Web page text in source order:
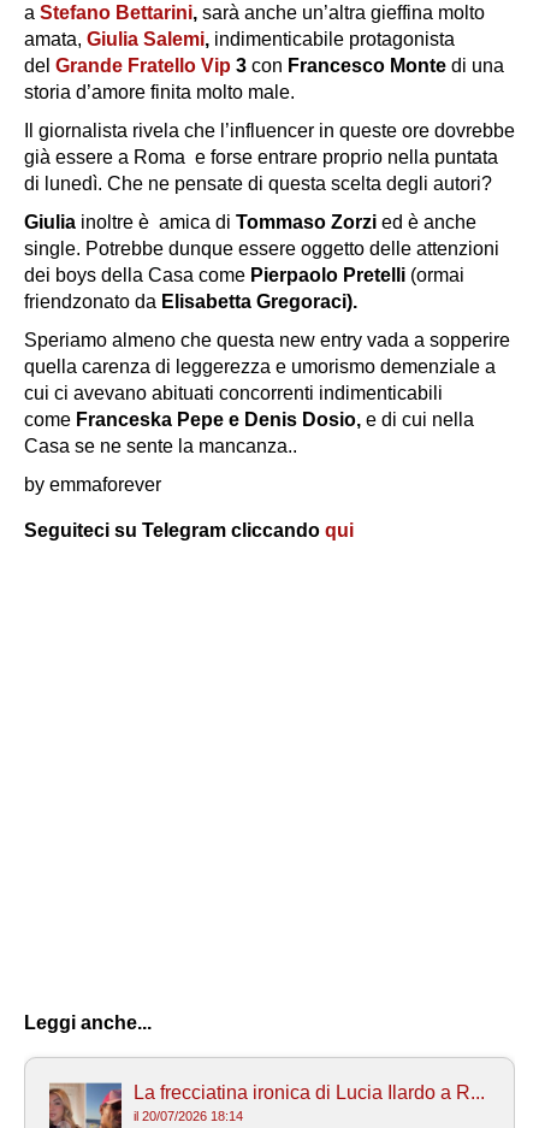
a Stefano Bettarini, sarà anche un’altra gieffina molto
amata, Giulia Salemi, indimenticabile protagonista
del Grande Fratello Vip 3 con Francesco Monte di una
storia d’amore finita molto male.
Il giornalista rivela che l’influencer in queste ore dovrebbe
già essere a Roma e forse entrare proprio nella puntata
di lunedì. Che ne pensate di questa scelta degli autori?
Giulia inoltre è amica di Tommaso Zorzi ed è anche
single. Potrebbe dunque essere oggetto delle attenzioni
dei boys della Casa come Pierpaolo Pretelli (ormai
friendzonato da Elisabetta Gregoraci).
Speriamo almeno che questa new entry vada a sopperire
quella carenza di leggerezza e umorismo demenziale a
cui ci avevano abituati concorrenti indimenticabili
come Franceska Pepe e Denis Dosio, e di cui nella
Casa se ne sente la mancanza..
by emmaforever
Seguiteci su Telegram cliccando qui
Leggi anche...
La frecciatina ironica di Lucia Ilardo a R...
il 20/07/2026 18:14